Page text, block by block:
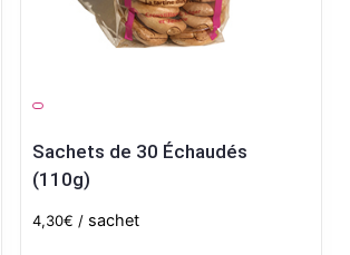
Sachets de 30 Échaudés
(110g)
4,30€ sachet